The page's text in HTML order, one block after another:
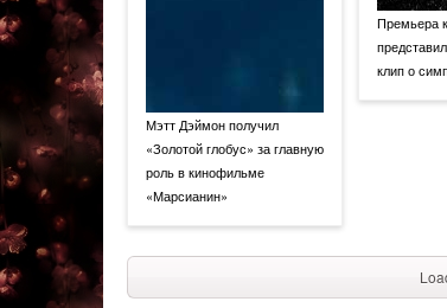
Мэтт Дэймон получил
«Золотой глобус» за главную
роль в кинофильме
«Марсианин»
Премьера
клип о